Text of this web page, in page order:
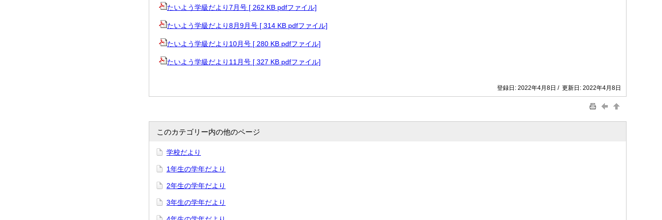
たいよう学級だより7月号 [ 262 KB pdfファイル]
たいよう学級だより8月9月号 [ 314 KB pdfファイル]
たいよう学級だより10月号 [ 280 KB pdfファイル]
たいよう学級だより11月号 [ 327 KB pdfファイル]
登録日: 2022年4月8日 / 更新日: 2022年4月8日
このカテゴリー内の他のページ
学校だより
1年生の学年だより
2年生の学年だより
3年生の学年だより